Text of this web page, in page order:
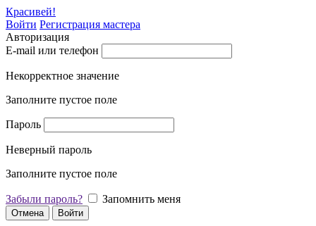
Красивей!
Войти Регистрация мастера
Авторизация
E-mail или телефон
Некорректное значение
Заполните пустое поле
Пароль
Неверный пароль
Заполните пустое поле
Забыли пароль? Запомнить меня
Отмена Войти